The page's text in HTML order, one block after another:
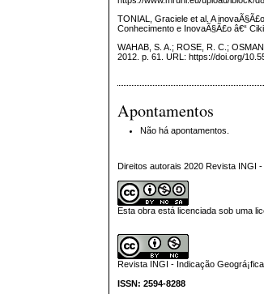
TONIAL, Graciele et al. A
Conhecimento e InovaÃ§Ã£o â€“
WAHAB, S. A.; ROSE, R. C.;
2012. p. 61. URL: https://doi.org/
Apontamentos
Não há apontamentos.
Direitos autorais 2020 Revista INGI
Esta obra está licenciada sob uma
Revista INGI - Indicação
ISSN: 2594-8288